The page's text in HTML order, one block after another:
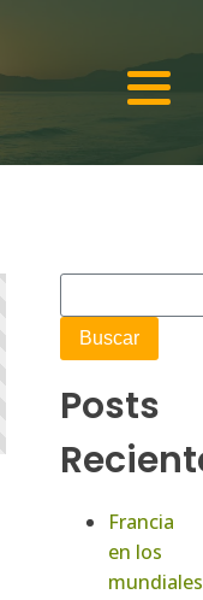
Posts
Francia
en los
mundiales